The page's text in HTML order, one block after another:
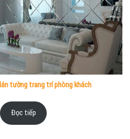
tường trang trí phòng khách
Đọc tiếp